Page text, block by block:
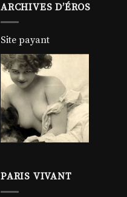
ARCHIVES D’ÉROS
Site payant
PARIS VIVANT